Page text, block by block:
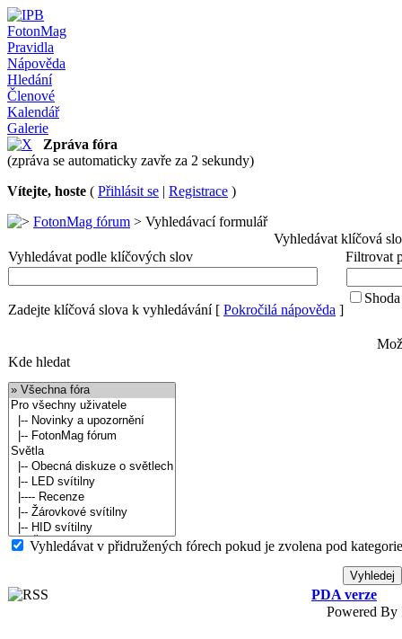
FotonMag
Pravidla
Nápověda
Hledání
Členové
Kalendář
Galerie
Zpráva fóra
(zpráva se automaticky zavře za 2 sekundy)
Vítejte, hoste ( Přihlásit se | Registrace )
FotonMag fórum > Vyhledávací formulář
Vyhledávat klíčová
Vyhledávat podle klíčových slov
Filtrovat
Zadejte klíčová slova k vyhledávání[ Pokročilá nápověda ]
Kde hledat
Vyhledávat v přidružených fórech pokud je zvolena pod
PDA verze
Powered By